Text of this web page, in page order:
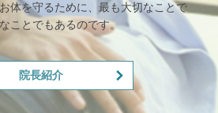
体を守るために、最も大切なことで
ことでもあるのです。
院長紹介